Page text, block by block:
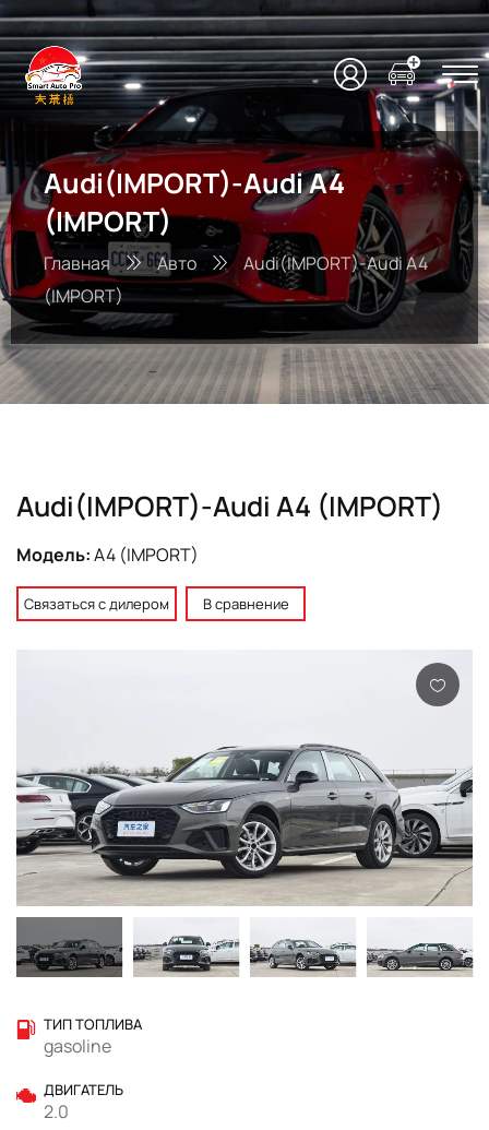
Audi(IMPORT)-Audi A4
(IMPORT)
Главная Авто
Audi(IMPORT)-Audi A4
(IMPORT)
Audi(IMPORT)-Audi A4 (IMPORT)
Модель:A4 (IMPORT)
Связаться с дилером В сравнение
ТИП ТОПЛИВА
gasoline
ДВИГАТЕЛЬ
2.0